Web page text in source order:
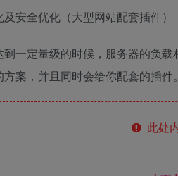
安全优化（大型网站配套插件）
一定量级的时候，服务器的负
案，并且同时会给你配套的插件。
此处